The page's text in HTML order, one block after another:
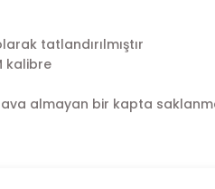
tatlandırılmıştır
kalibre
almayan bir kapta